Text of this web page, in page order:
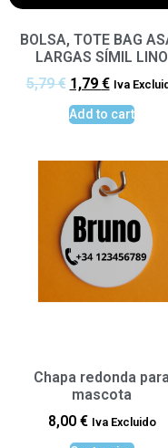
BOLSA, TOTE BAG
LARGAS SÍMIL LINO
5,79€ 1,79 € Iva
Add to cart
Chapa redonda para
mascota
8,00 € Iva Excluido